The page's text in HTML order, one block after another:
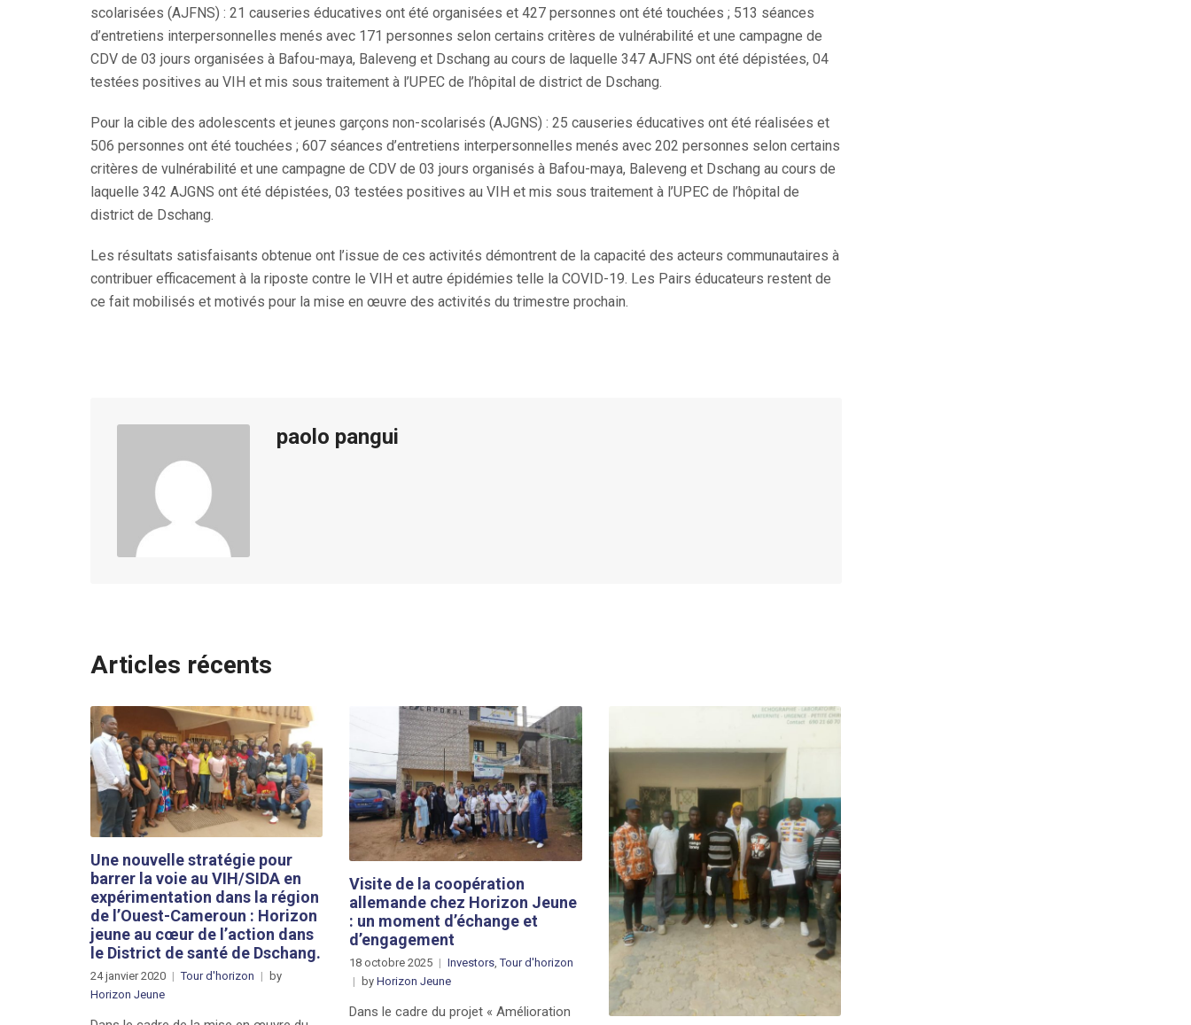
scolarisées (AJFNS) : 21 causeries éducatives ont été organisées et 427 personnes ont été touchées ; 513 séances
d’entretiens interpersonnelles menés avec 171 personnes selon certains critères de vulnérabilité et une campagne de
CDV de 03 jours organisées à Bafou-maya, Baleveng et Dschang au cours de laquelle 347 AJFNS ont été dépistées, 04
testées positives au VIH et mis sous traitement à l’UPEC de l’hôpital de district de Dschang.
Pour la cible des adolescents et jeunes garçons non-scolarisés (AJGNS) : 25 causeries éducatives ont été réalisées et
506 personnes ont été touchées ; 607 séances d’entretiens interpersonnelles menés avec 202 personnes selon certains
critères de vulnérabilité et une campagne de CDV de 03 jours organisés à Bafou-maya, Baleveng et Dschang au cours de
laquelle 342 AJGNS ont été dépistées, 03 testées positives au VIH et mis sous traitement à l’UPEC de l’hôpital de
district de Dschang.
Les résultats satisfaisants obtenue ont l’issue de ces activités démontrent de la capacité des acteurs communautaires à
contribuer efficacement à la riposte contre le VIH et autre épidémies telle la COVID-19. Les Pairs éducateurs restent de
ce fait mobilisés et motivés pour la mise en œuvre des activités du trimestre prochain.
paolo pangui
Articles récents
Une nouvelle stratégie pour
barrer la voie au VIH/SIDA en
expérimentation dans la région
de l’Ouest-Cameroun : Horizon
jeune au cœur de l’action dans
le District de santé de Dschang.
24 janvier 2020 Tour d'horizon
by
Horizon Jeune
Visite de la coopération
allemande chez Horizon Jeune
: un moment d’échange et
d’engagement
18 octobre 2025 Investors,Tour d'horizon
byHorizon Jeune
Dans le cadre du projet « Amélioration